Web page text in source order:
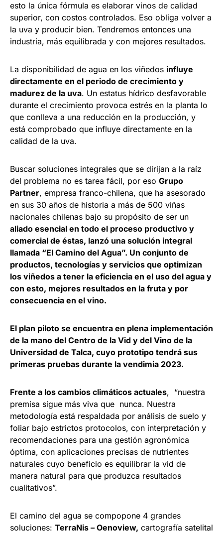
esto la única fórmula es elaborar vinos de calidad
superior, con costos controlados. Eso obliga volver a
la uva y producir bien. Tendremos entonces una
industria, más equilibrada y con mejores resultados.
La disponibilidad de agua en los viñedos influye
directamente en el periodo de crecimiento y
madurez de la uva. Un estatus hídrico desfavorable
durante el crecimiento provoca estrés en la planta lo
que conlleva a una reducción en la producción, y
está comprobado que influye directamente en la
calidad de la uva.
Buscar soluciones integrales que se dirijan a la raíz
del problema no es tarea fácil, por eso Grupo
Partner, empresa franco-chilena, que ha asesorado
en sus 30 años de historia a más de 500 viñas
nacionales chilenas bajo su propósito de ser un
aliado esencial en todo el proceso productivo y
comercial de éstas, lanzó una solución integral
llamada “El Camino del Agua”. Un conjunto de
productos, tecnologías y servicios que optimizan
los viñedos a tener la eficiencia en el uso del agua y
con esto, mejores resultados en la fruta y por
consecuencia en el vino.
El plan piloto se encuentra en plena implementación
de la mano del Centro de la Vid y del Vino de la
Universidad de Talca, cuyo prototipo tendrá sus
primeras pruebas durante la vendimia 2023.
Frente a los cambios climáticos actuales, “nuestra
premisa sigue más viva que nunca. Nuestra
metodología está respaldada por análisis de suelo y
foliar bajo estrictos protocolos, con interpretación y
recomendaciones para una gestión agronómica
óptima, con aplicaciones precisas de nutrientes
naturales cuyo beneficio es equilibrar la vid de
manera natural para que produzca resultados
cualitativos”.
El camino del agua se compopone 4 grandes
soluciones: TerraNis – Oenoview, cartografía satelital